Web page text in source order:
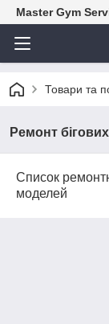
Master Gym
Товари та
Ремонт
Список
моделей